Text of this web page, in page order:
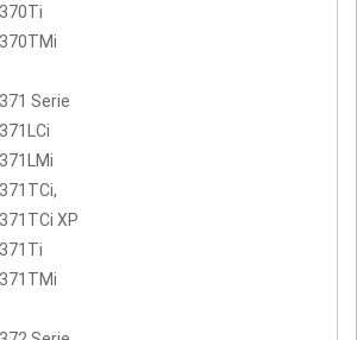
Serie
XP